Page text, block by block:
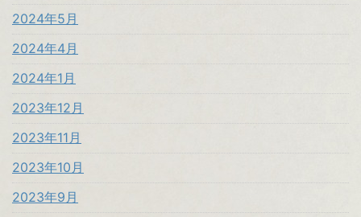
2024年5月
2024年4月
2024年1月
2023年12月
2023年11月
2023年10月
2023年9月